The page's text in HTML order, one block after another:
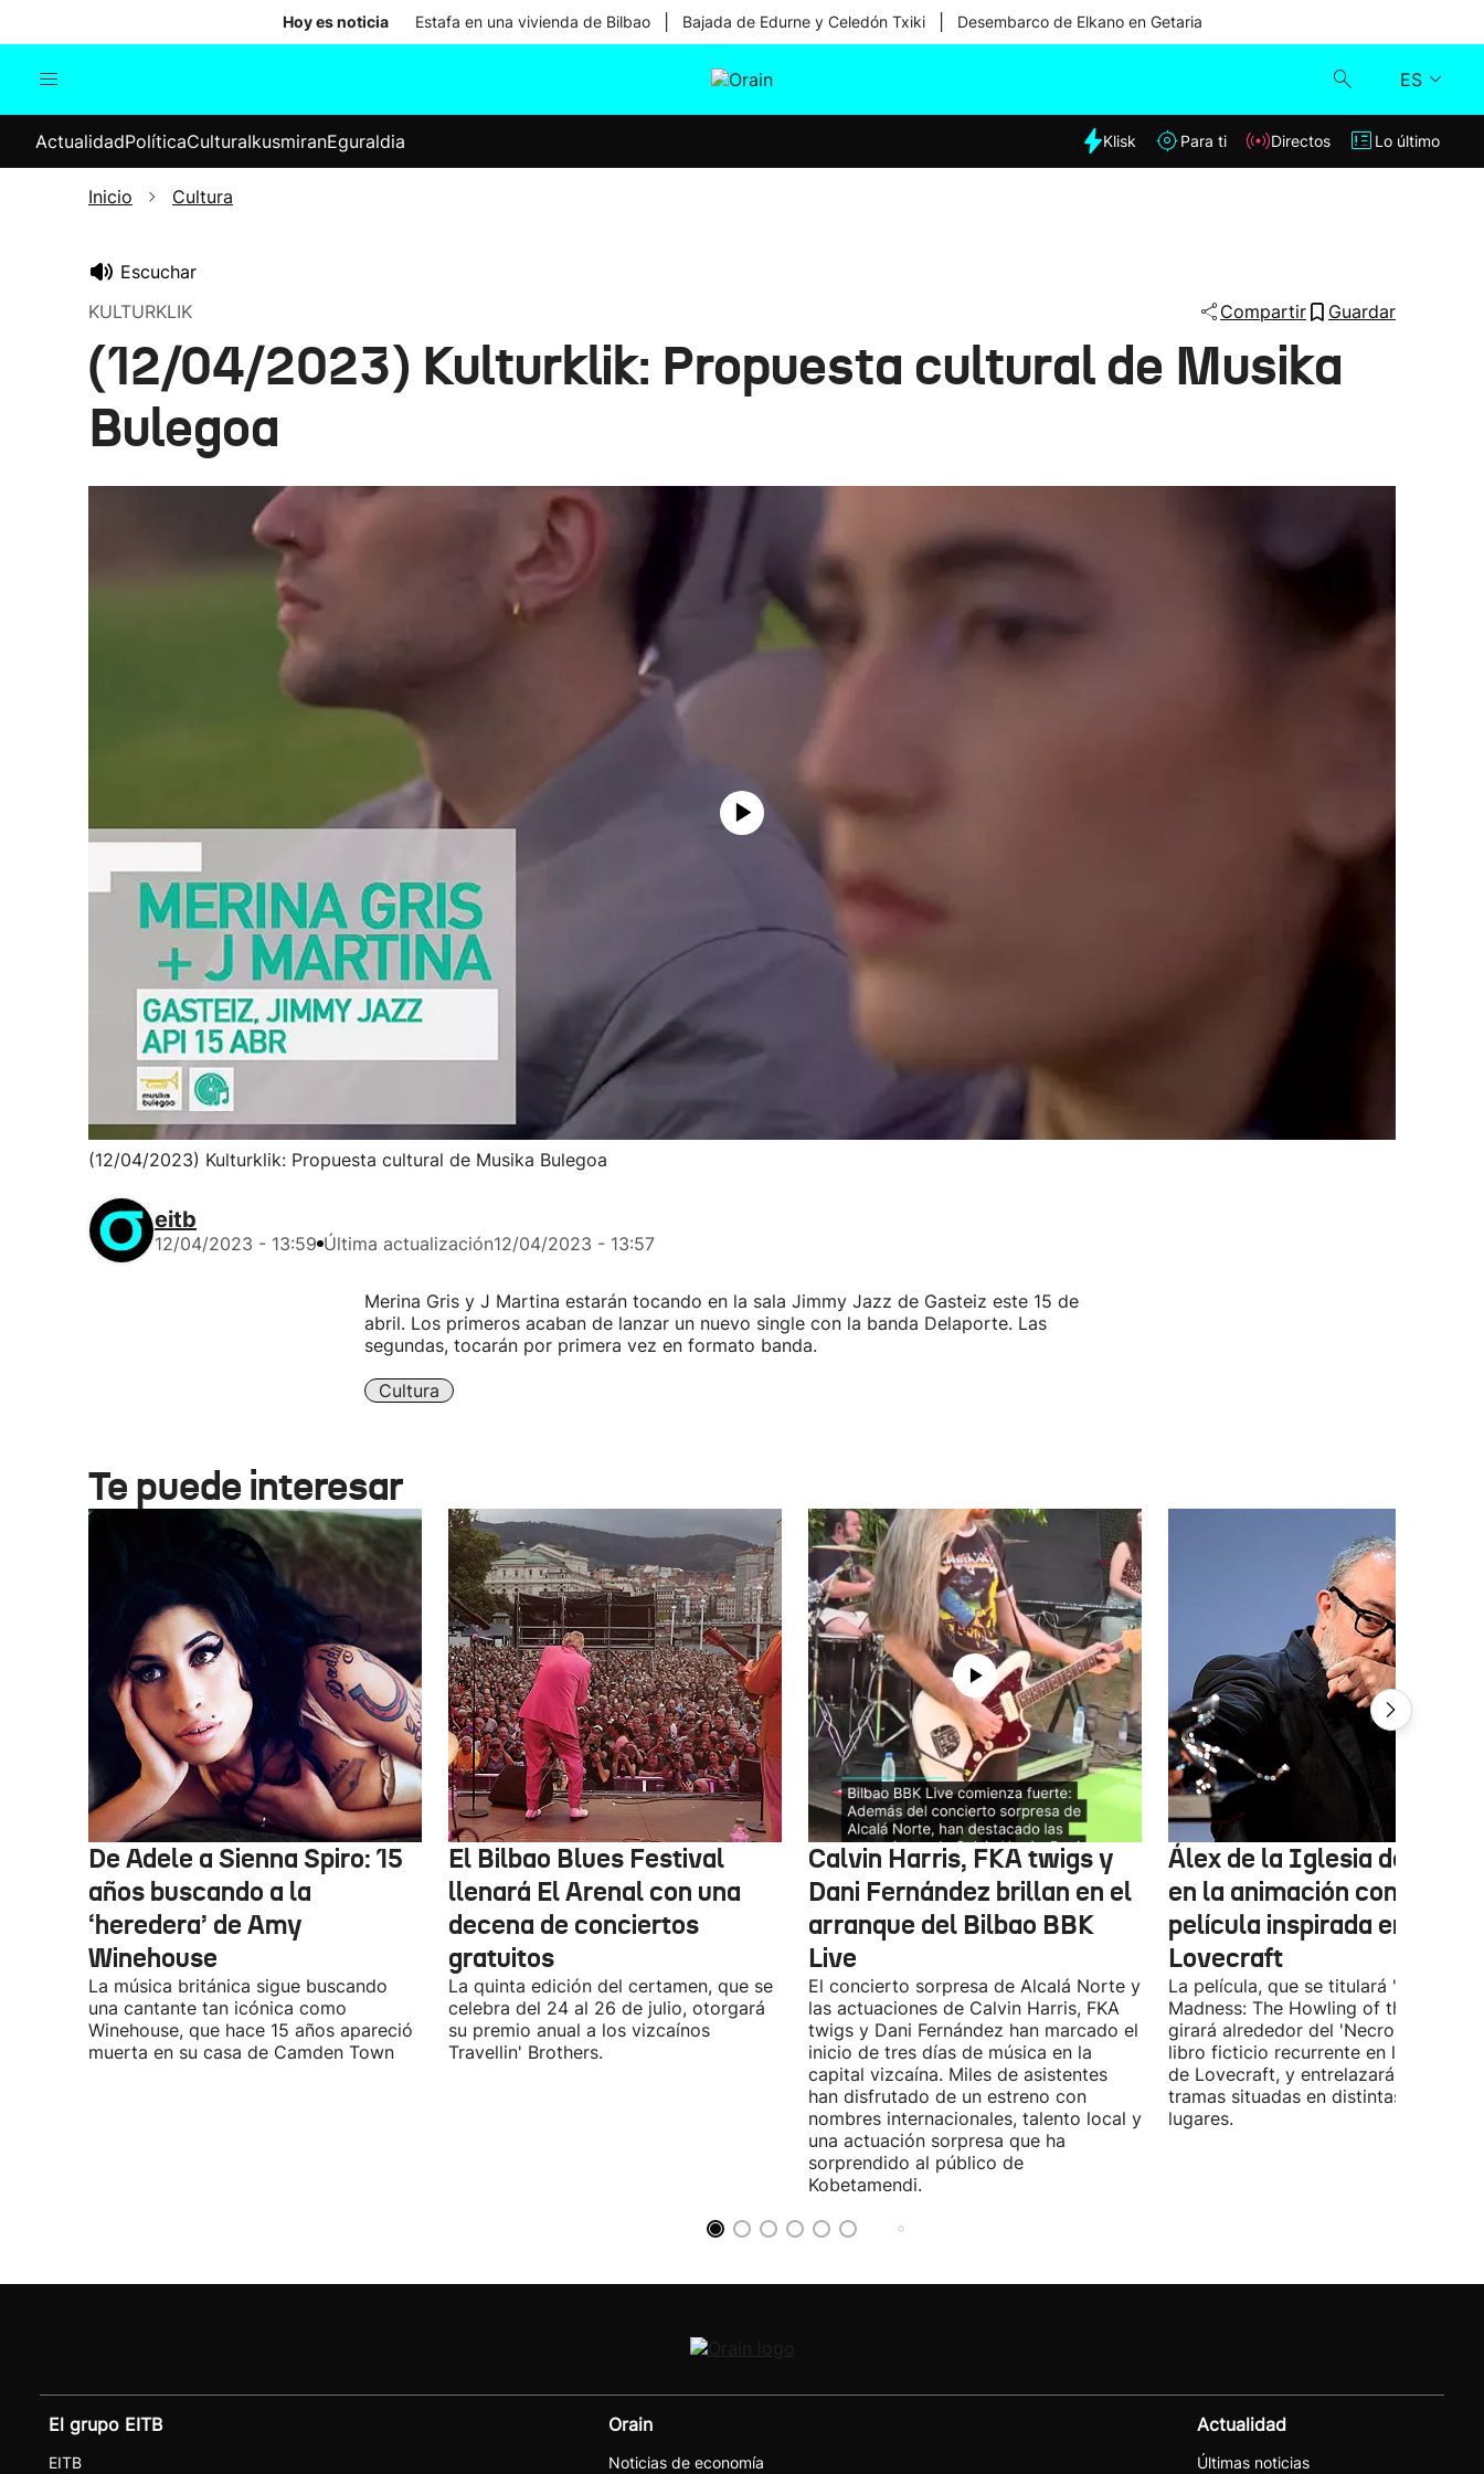
Hoy es noticia Estafa en una vivienda de Bilbao Bajada de Edurne y Celedón Txiki Desembarco de Elkano en Getaria
ES
Internacional
Elecciones
Klisk
ActualidadPolíticaCulturaIkusmiranEguraldia Klisk Para ti Directos Lo último
Inicio Cultura
Escuchar
KULTURKLIK
Compartir Guardar
(12/04/2023) Kulturklik: Propuesta cultural de Musika
Bulegoa
(12/04/2023) Kulturklik: Propuesta cultural de Musika Bulegoa
eitb
12/04/2023 - 13:59 Última actualización12/04/2023 - 13:57
Merina Gris y J Martina estarán tocando en la sala Jimmy Jazz de Gasteiz este 15 de
abril. Los primeros acaban de lanzar un nuevo single con la banda Delaporte. Las
segundas, tocarán por primera vez en formato banda.
Cultura
Te puede interesar
De Adele a Sienna Spiro: 15
años buscando a la
‘heredera’ de Amy
Winehouse
La música británica sigue buscando
una cantante tan icónica como
Winehouse, que hace 15 años apareció
muerta en su casa de Camden Town
El Bilbao Blues Festival
llenará El Arenal con una
decena de conciertos
gratuitos
La quinta edición del certamen, que se
celebra del 24 al 26 de julio, otorgará
su premio anual a los vizcaínos
Travellin' Brothers.
Calvin Harris, FKA twigs y
Dani Fernández brillan en el
arranque del Bilbao BBK
Live
El concierto sorpresa de Alcalá Norte y
las actuaciones de Calvin Harris, FKA
twigs y Dani Fernández han marcado el
inicio de tres días de música en la
capital vizcaína. Miles de asistentes
han disfrutado de un estreno con
nombres internacionales, talento local y
una actuación sorpresa que ha
sorprendido al público de
Kobetamendi.
Álex de la Iglesia debutará
en la animación con una
película inspirada en
Lovecraft
La película, que se titulará 'Ages of
Madness: The Howling of the Jinn',
girará alrededor del 'Necronomicón',
libro ficticio recurrente en los relatos
de Lovecraft, y entrelazará varias
tramas situadas en distintas épocas y
lugares.
El grupo EITB
EITB
Orain
Noticias de economía
Actualidad
Últimas noticias